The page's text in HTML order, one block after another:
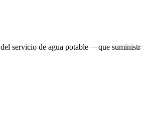
del servicio de agua potable —que